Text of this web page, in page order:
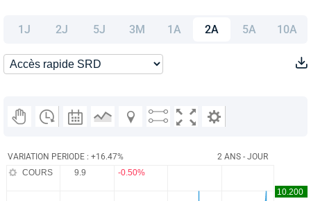
1J 2J 5J 3M 1A 2A 5A 10A
VARIATION PERIODE : +16.47% 2 ANS - JOUR
COURS 9.9 -0.50%